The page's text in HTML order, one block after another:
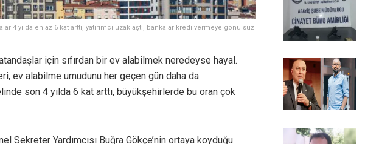
4 yılda en az 6 kat arttı, yatırımcı uzaklaştı, bankalar kredi vermeye gönülsüz'
için sıfırdan bir ev alabilmek neredeyse hayal.
ev alabilme umudunu her geçen gün daha da
son 4 yılda 6 kat arttı, büyükşehirlerde bu oran çok
Sekreter Yardımcısı Buğra Gökçe’nin ortaya koyduğu